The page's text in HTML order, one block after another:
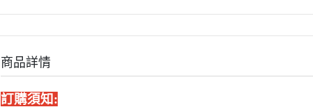
商品詳情
訂購須知: